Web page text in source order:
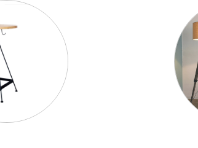
ルできる。
にも
重視さんや